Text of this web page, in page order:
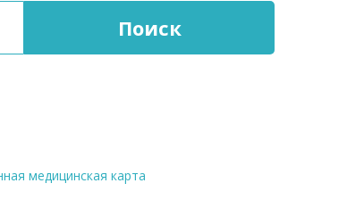
медицинская карта